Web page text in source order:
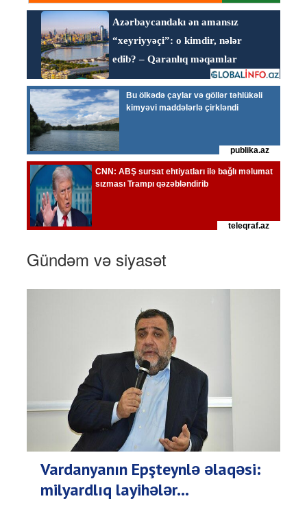
Gündəm və siyasət
Vardanyanın Epşteynlə əlaqəsi:
milyardlıq layihələr...